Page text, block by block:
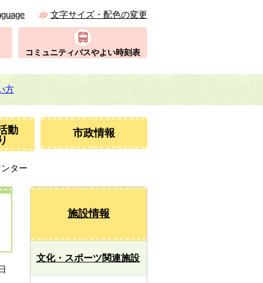
文字サイズ・配色の変更
コミュニティバスやよい時刻表
方
動
市政情報
ター
施設情報
文化・スポーツ関連施設